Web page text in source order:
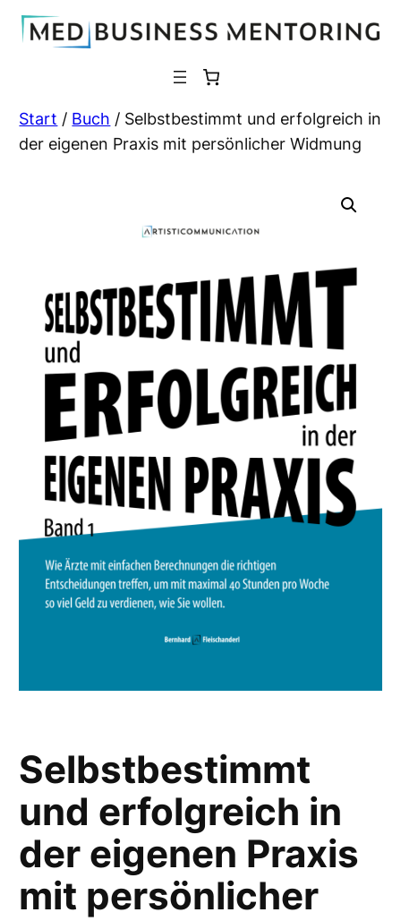
Zum
Inhalt
Start / Buch / Selbstbestimmt und erfolgreich in
der eigenen Praxis mit persönlicher Widmung
Selbstbestimmt
und erfolgreich in
der eigenen Praxis
mit persönlicher